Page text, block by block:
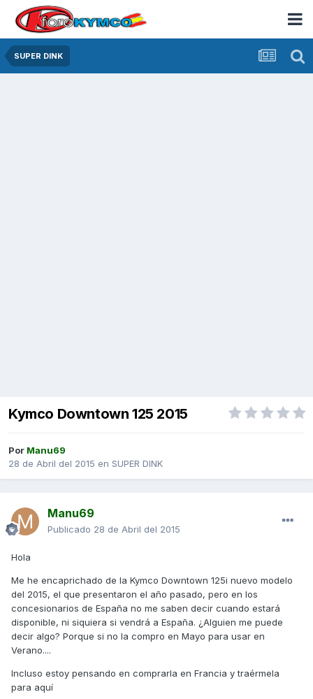
SUPER DINK
Kymco Downtown 125 2015
Por Manu69
28 de Abril del 2015 en SUPER DINK
Manu69
Publicado 28 de Abril del 2015
Hola
Me he encaprichado de la Kymco Downtown 125i nuevo modelo
del 2015, el que presentaron el año pasado, pero en los
concesionarios de España no me saben decir cuando estará
disponible, ni siquiera si vendrá a España. ¿Alguien me puede
decir algo? Porque si no la compro en Mayo para usar en
Verano....
Incluso estoy pensando en comprarla en Francia y traérmela
para aquí